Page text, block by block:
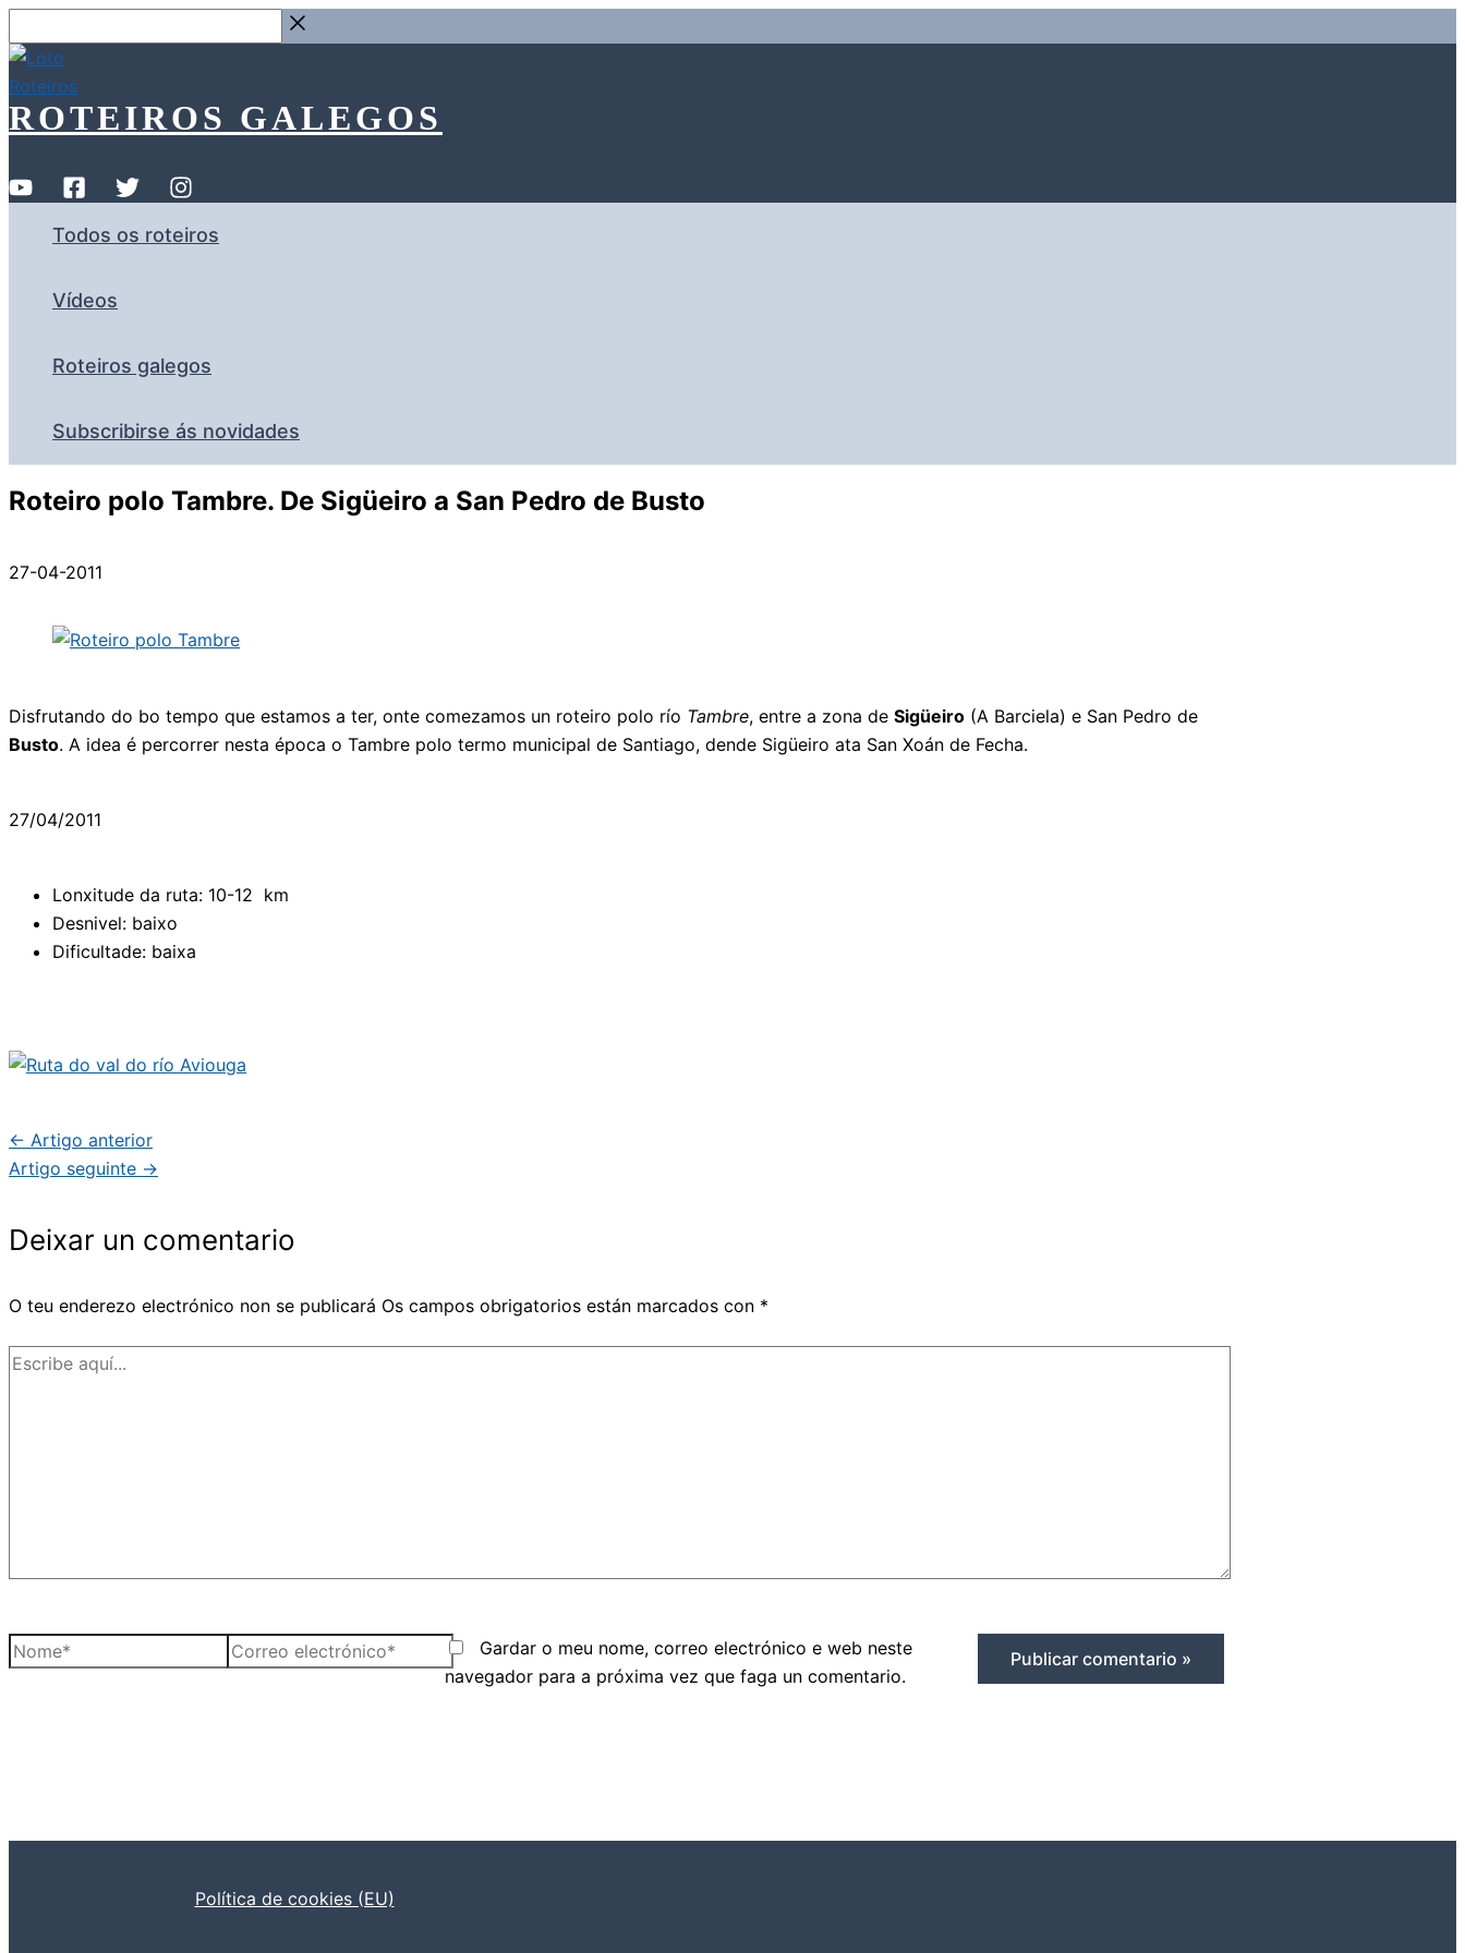
ao
contido
…
ROTEIROS GALEGOS
Todos os roteiros
Vídeos
Roteiros galegos
Subscribirse ás novidades
Roteiro polo Tambre. De Sigüeiro a San Pedro de Busto
27-04-2011
Disfrutando do bo tempo que estamos a ter, onte comezamos un roteiro polo río Tambre, entre a zona de Sigüeiro (A Barciela) e San Pedro de
Busto. A idea é percorrer nesta época o Tambre polo termo municipal de Santiago, dende Sigüeiro ata San Xoán de Fecha.
27/04/2011
Lonxitude da ruta: 10-12 km
Desnivel: baixo
Dificultade: baixa
← Artigo anterior
Artigo seguinte →
Deixar un comentario
O teu enderezo electrónico non se publicará Os campos obrigatorios están marcados con *
Escribe
Nome*
Correo
electrónico*
Gardar o meu nome, correo electrónico e web neste
navegador para a próxima vez que faga un comentario.
Política de cookies (EU)